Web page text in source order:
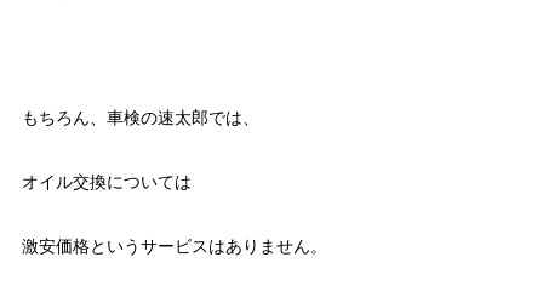
もちろん、車検の速太郎では、
オイル交換については
激安価格というサービスはありません。